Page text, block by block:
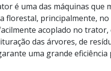
é uma das máquinas que
florestal, principalmente,
acoplado no trator,
das árvores, de
uma grande eficiência